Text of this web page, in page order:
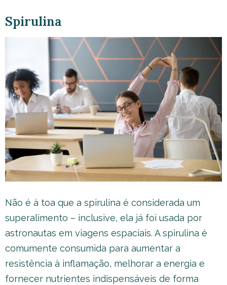
Spirulina
Não é à toa que a spirulina é considerada um
superalimento – inclusive, ela já foi usada por
astronautas em viagens espaciais. A spirulina é
comumente consumida para aumentar a
resistência à inflamação, melhorar a energia e
fornecer nutrientes indispensáveis de forma